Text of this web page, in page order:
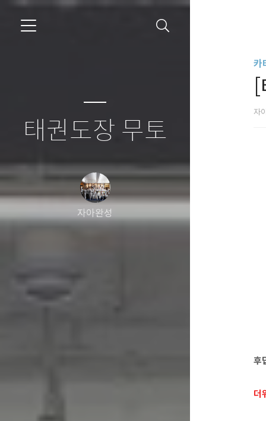
태권도장 무토
자아완성
카
자
후
더